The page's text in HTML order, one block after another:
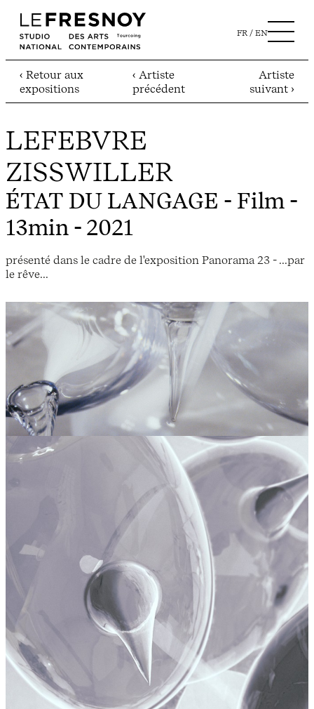
FR EN
‹ Retour aux
expositions
‹ Artiste
précédent
Artiste
suivant ›
LEFEBVRE
ZISSWILLER
ÉTAT DU LANGAGE - Film -
13min - 2021
présenté dans le cadre de l'exposition Panorama 23 - ...par
le rêve...